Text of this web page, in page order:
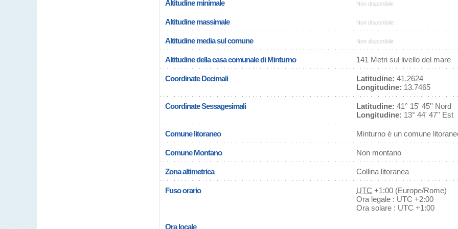
Altitudine minimale Non disponibile
Altitudine massimale Non disponibile
Altitudine media sul comune Non disponibile
Altitudine della casa comunale di Minturno 141 Metri sul livello del mare
Coordinate Decimali Latitudine: 41.2624
Longitudine: 13.7465
Coordinate Sessagesimali Latitudine: 41° 15' 45'' Nord
Longitudine: 13° 44' 47'' Est
Comune litoraneo Minturno è un comune
Comune Montano Non montano
Zona altimetrica Collina litoranea
Fuso orario UTC +1:00 (Europe/Rome)
Ora legale : UTC +2:00
Ora solare : UTC +1:00
Ora locale